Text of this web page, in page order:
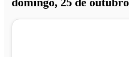
domingo, 25 de outubro